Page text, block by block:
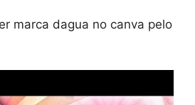
marca dagua no canva pelo